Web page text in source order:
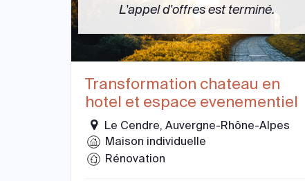
L'appel d'offres est terminé.
Transformation chateau en
hotel et espace evenementiel
Le Cendre, Auvergne-Rhône-Alpes
Maison individuelle
Rénovation